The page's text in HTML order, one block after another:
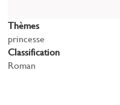
Thèmes
princesse
Classification
Roman